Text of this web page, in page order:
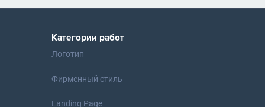
Категории работ
Логотип
Фирменный стиль
Landing Page